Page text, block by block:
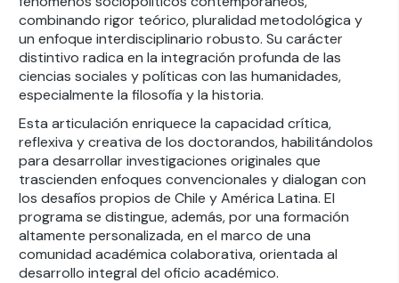
combinando rigor teórico, pluralidad metodológica y
un enfoque interdisciplinario robusto. Su carácter
distintivo radica en la integración profunda de las
ciencias sociales y políticas con las humanidades,
especialmente la filosofía y la historia.
Esta articulación enriquece la capacidad crítica,
reflexiva y creativa de los doctorandos, habilitándolos
para desarrollar investigaciones originales que
trascienden enfoques convencionales y dialogan con
los desafíos propios de Chile y América Latina. El
programa se distingue, además, por una formación
altamente personalizada, en el marco de una
comunidad académica colaborativa, orientada al
desarrollo integral del oficio académico.